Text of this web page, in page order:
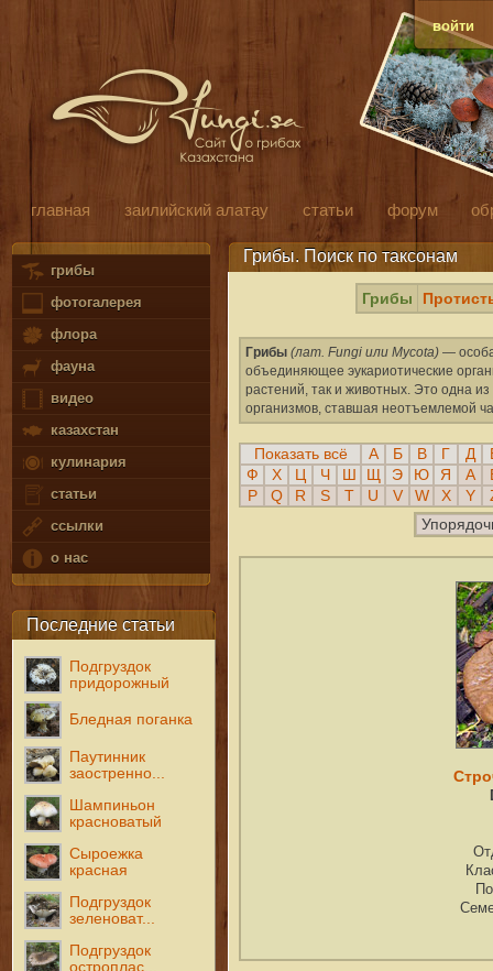
войти
главная заилийский алатау статьи форум
грибы
фотогалерея
флора
фауна
видео
казахстан
кулинария
статьи
ссылки
о нас
Последние статьи
Подгруздок
придорожный
Бледная поганка
Паутинник
заостренно...
Шампиньон
красноватый
Сыроежка
красная
Подгруздок
зеленоват...
Подгруздок
остроплас...
Грибы. Поиск по таксонам
Грибы
Грибы (лат. Fungi или Mycota) —
объединяющее эукариотические
растений, так и животных. Это одна
организмов, ставшая неотъемлемой
Показать всё А Б В Г Д
Ф
Х Ч Э Ю Я A
P
Q R S T U V W X Y